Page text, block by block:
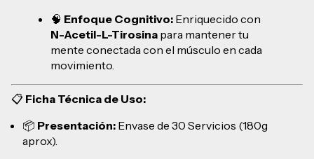
🧠 Enfoque Cognitivo: Enriquecido con
N-Acetil-L-Tirosina para mantener tu
mente conectada con el músculo en cada
movimiento.
📋 Ficha Técnica de Uso:
📦 Presentación: Envase de 30 Servicios (180g
aprox).